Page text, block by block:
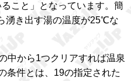
こと」となっています。簡
湧き出す湯の温度が25℃な
中から1つクリアすれば温泉
条件とは、19の指定された